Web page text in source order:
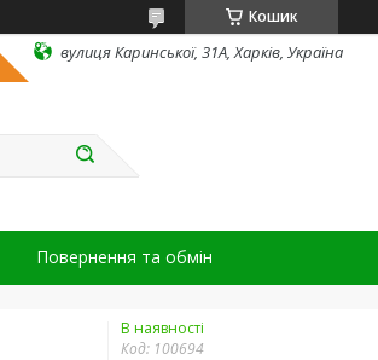
Кошик
вулиця Каринської, 31А, Харків, Україна
Повернення та обмін
В наявності
Код: 100694